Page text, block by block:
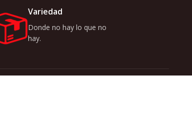
Variedad
Donde no hay lo que no
hay.